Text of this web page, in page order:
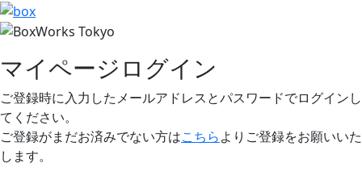
マイページログイン
ご登録時に入力したメールアドレスとパスワードでログインし
てください。
ご登録がまだお済みでない方はこちらよりご登録をお願いいた
します。